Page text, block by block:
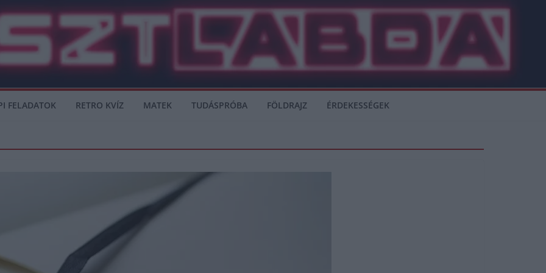
FELADATOK RETRO KVÍZ MATEK TUDÁSPRÓBA FÖLDRAJZ ÉRDEKESSÉGEK